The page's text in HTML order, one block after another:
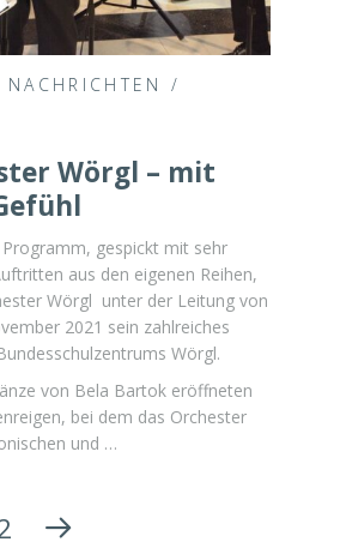
NACHRICHTEN
/
Wörgl – mit
gespickt mit sehr
aus den eigenen Reihen,
Wörgl unter der Leitung von
2021 sein zahlreiches
Wörgl.
von Bela Bartok eröffneten
bei dem das Orchester
und …